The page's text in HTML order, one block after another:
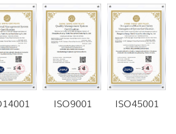
ISO9001 ISO45001